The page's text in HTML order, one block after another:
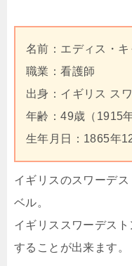
名前：エディス・
職業：看護師
出身：イギリス ス
年齢：49歳（1915
生年月日：1865年
イギリスのスワーデ
ベル。
イギリススワーデス
することが出来ます。